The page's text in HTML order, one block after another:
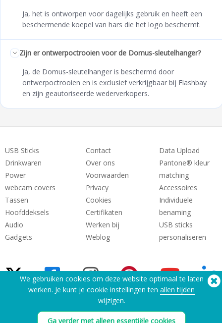
Ja, het is ontworpen voor dagelijks gebruik en heeft een
beschermende koepel van hars die het logo beschermt.
Zijn er ontwerpoctrooien voor de Domus-sleutelhanger?
Ja, de Domus-sleutelhanger is beschermd door
ontwerpoctrooien en is exclusief verkrijgbaar bij Flashbay
en zijn geautoriseerde wederverkopers.
USB Sticks
Drinkwaren
Power
webcam covers
Tassen
Hoofddeksels
Audio
Gadgets
Contact
Over ons
Voorwaarden
Privacy
Cookies
Certifikaten
Werken bij
Weblog
Data Upload
Pantone® kleur
matching
Accessoires
Individuele
benaming
USB sticks
personaliseren
Copyright © 2026 Flashbay
We gebruiken cookies om deze website optimaal te laten
werken. Je kunt je cookie instellingen ten allen tijden
wijzigen.
Ga verder met alleen essentiële cookies